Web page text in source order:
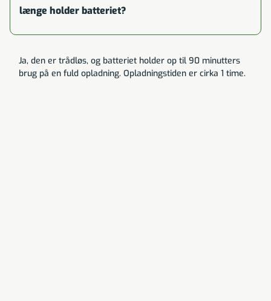
længe holder batteriet?
Ja, den er trådløs, og batteriet holder op til 90 minutters
brug på en fuld opladning. Opladningstiden er cirka 1 time.